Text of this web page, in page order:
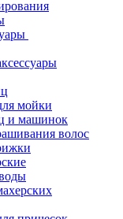
мойки
и машинок
волос